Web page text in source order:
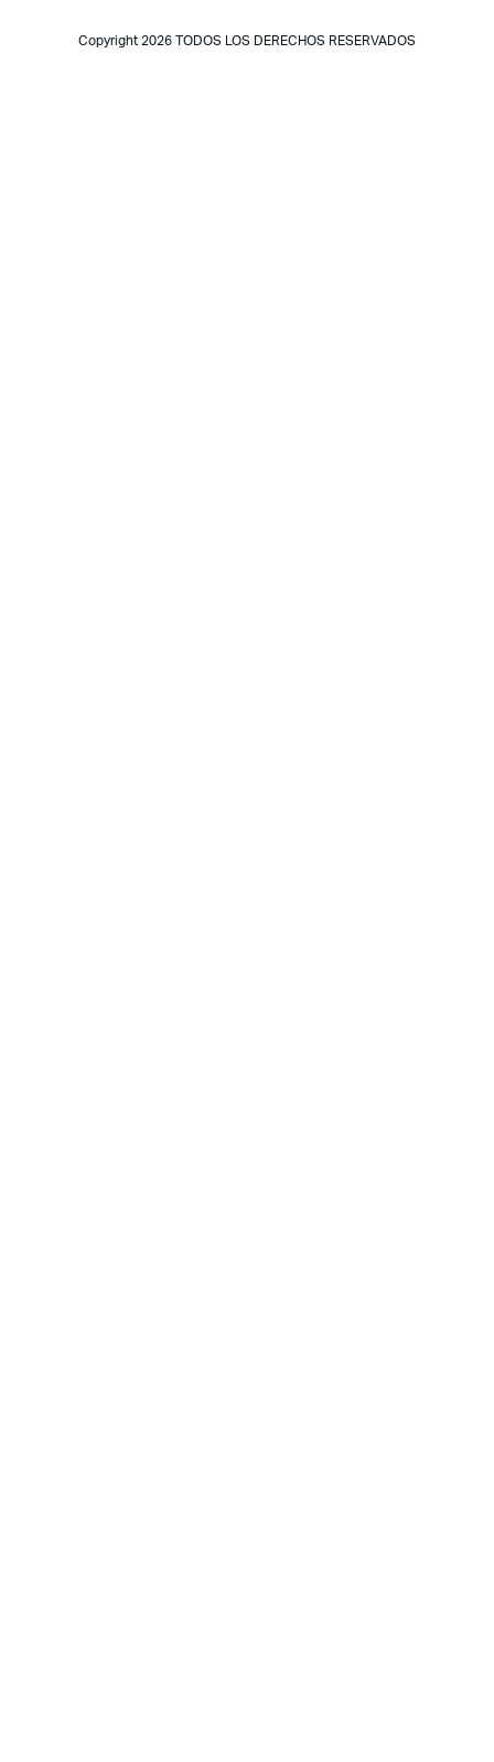
Copyright 2026 TODOS LOS DERECHOS RESERVADOS